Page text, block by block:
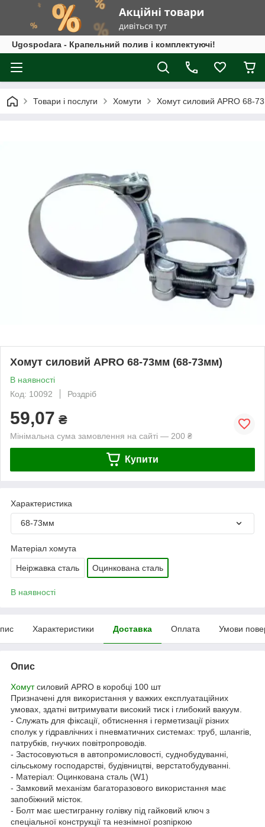
Ugospodara - Крапельний полив і комплектуючі!
Товари і послуги Хомути Хомут силовий APRO 68-
Хомут силовий APRO 68-73мм (68-73мм)
В наявності
Код: 10092
Роздріб
59,07 ₴
Мінімальна сума замовлення на сайті — 200 ₴
Купити
Характеристика
68-73мм
Матеріал хомута
Неіржавка сталь Оцинкована сталь
В наявності
Характеристики Доставка Оплата Умови
Опис
Хомутсиловий APRO в коробці 100 шт
Призначені для використання у важких експлуатаційних
умовах, здатні витримувати високий тиск і глибокий вакуум.
- Служать для фіксації, обтиснення і герметизації різних
сполук у гідравлічних і пневматичних системах: труб, шлангів,
патрубків, гнучких повітропроводів.
- Застосовуються в автопромисловості, суднобудуванні,
сільському господарстві, будівництві, верстатобудуванні.
- Матеріал: Оцинкована сталь (W1)
- Замковий механізм багаторазового використання має
запобіжний місток.
- Болт має шестигранну голівку під гайковий ключ з
спеціальної конструкції та незнімної розпіркою